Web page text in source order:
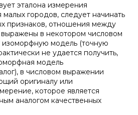
эталона измерения
малых городов, следует начинать
признаков, отношения между
в некотором числовом
модель (точную
не удается получить,
модель
в числовом выражении
оригиналу или
которое является
аналогом качественных